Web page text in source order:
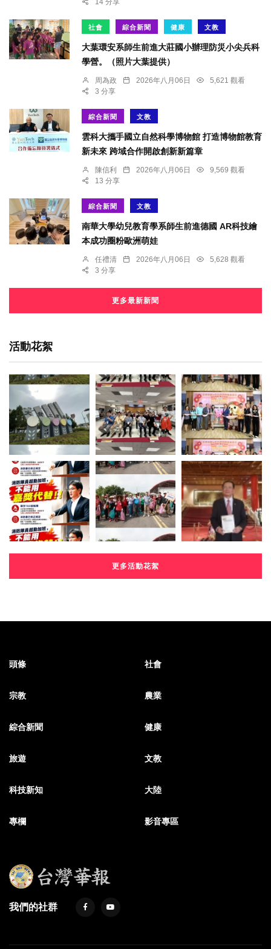
14 分享
社會 綜合新聞 健康 文教
大葉環安系師生前進大莊國小辦理防災小尖兵科
學營。（照片大葉提供）
周為政 2026年八月06日
5,621 觀看
3 分享
綜合新聞 文教
雲科大攜手國立自然科學博物館 打造博物館教育
新未來 跨域合作開啟創新新篇章
陳信利 2026年八月06日
9,569 觀看
13 分享
綜合新聞 文教
南華大學幼兒教育學系師生前進德國 AR科技繪
本成功圈粉歐洲萌娃
任禮清 2026年八月06日
5,628 觀看
3 分享
更多最新新聞
活動花絮
更多活動花絮
頭條 社會
宗教 農業
綜合新聞 健康
旅遊 文教
科技新知 大陸
專欄 影音專區
我們的社群